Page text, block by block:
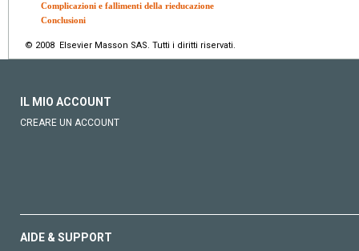
Complicazioni e fallimenti della rieducazione
Conclusioni
© 2008 Elsevier Masson SAS. Tutti i diritti riservati.
IL MIO ACCOUNT
CREARE UN ACCOUNT
AIDE & SUPPORT